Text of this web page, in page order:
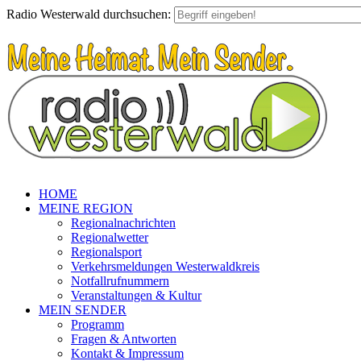
Radio Westerwald durchsuchen:
HOME
MEINE REGION
Regionalnachrichten
Regionalwetter
Regionalsport
Verkehrsmeldungen Westerwaldkreis
Notfallrufnummern
Veranstaltungen & Kultur
MEIN SENDER
Programm
Fragen & Antworten
Kontakt & Impressum